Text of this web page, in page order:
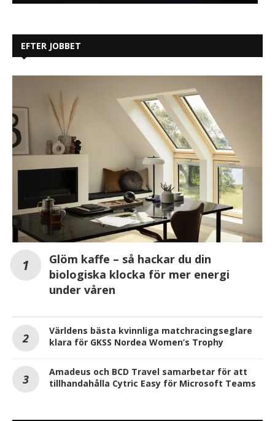
EFTER JOBBET
Glöm kaffe – så hackar du din
biologiska klocka för mer energi
under våren
Världens bästa kvinnliga matchracingseglare
klara för GKSS Nordea Women’s Trophy
Amadeus och BCD Travel samarbetar för att
tillhandahålla Cytric Easy för Microsoft Teams